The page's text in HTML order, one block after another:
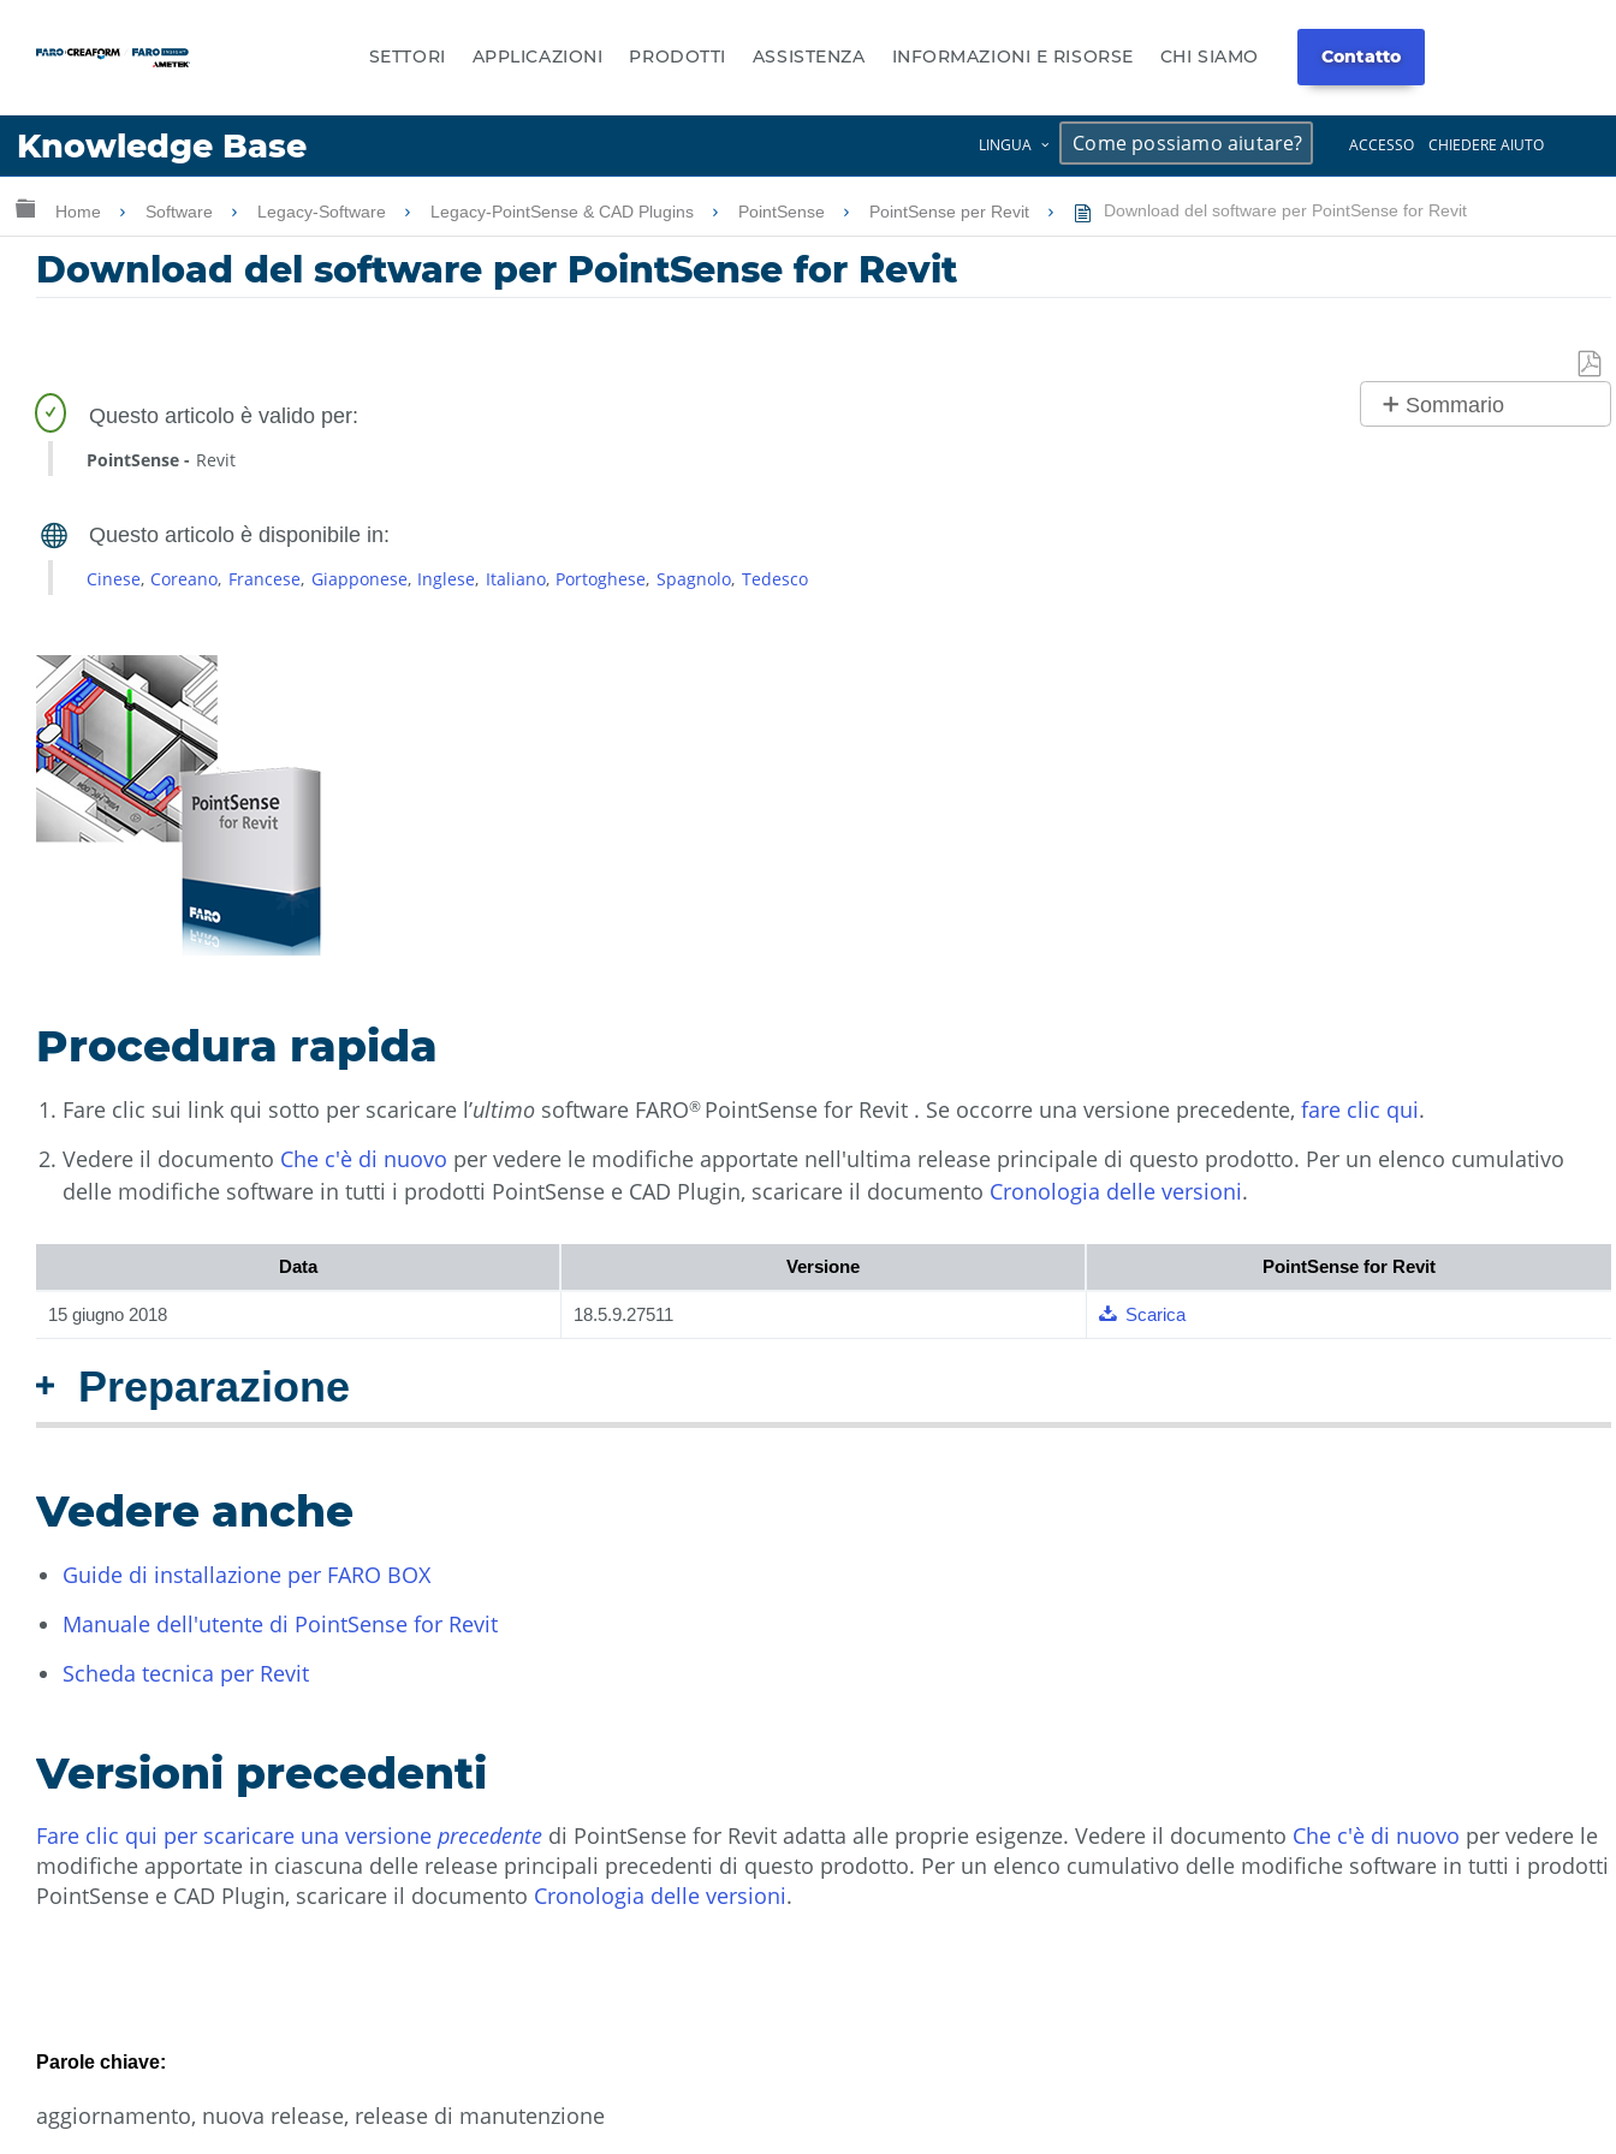
SETTORI APPLICAZIONI PRODOTTI ASSISTENZA INFORMAZIONI E RISORSE CHI SIAMO Contatto
Knowledge Base LINGUA ACCESSO CHIEDERE AIUTO
Lingua
Ingrandisci/riduci gerarchia globale
Home Software Legacy-Software Legacy-PointSense & CAD Plugins PointSense PointSense per Revit Download del software per PointSense for Revit
Download del software per PointSense for Revit
Sommario
PointSense Revit
Cinese Coreano Francese Giapponese Inglese Italiano Portoghese Spagnolo Tedesco
Procedura rapida
Fare clic sui link qui sotto per scaricare l’ultimo software FARO® PointSense for Revit . Se occorre una versione precedente, fare clic qui.
Vedere il documento Che c'è di nuovo per vedere le modifiche apportate nell'ultima release principale di questo prodotto. Per un elenco cumulativo
delle modifiche software in tutti i prodotti PointSense e CAD Plugin, scaricare il documento Cronologia delle versioni.
Data Versione PointSense for Revit
15 giugno 2018 18.5.9.27511 Scarica
Preparazione
Vedere anche
Guide di installazione per FARO BOX
Manuale dell'utente di PointSense for Revit
Scheda tecnica per Revit
Versioni precedenti
Fare clic qui per scaricare una versione precedente di PointSense for Revit adatta alle proprie esigenze. Vedere il documento Che c'è di nuovo per vedere le
modifiche apportate in ciascuna delle release principali precedenti di questo prodotto. Per un elenco cumulativo delle modifiche software in tutti i prodotti
PointSense e CAD Plugin, scaricare il documento Cronologia delle versioni.
Parole chiave:
aggiornamento, nuova release, release di manutenzione